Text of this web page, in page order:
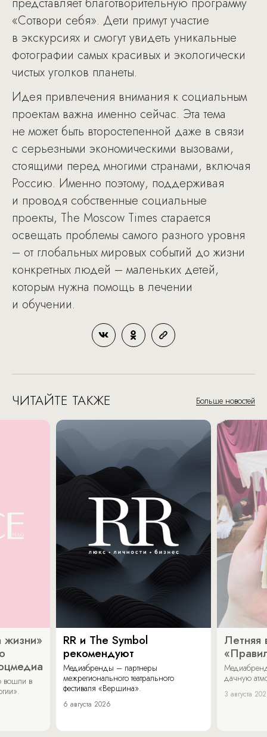
«Сотвори себя». Дети примут участие
в экскурсиях и смогут увидеть уникальные
фотографии самых красивых и экологически
чистых уголков планеты.
Идея привлечения внимания к социальным
проектам важна именно сейчас. Эта тема
не может быть второстепенной даже в связи
с серьезными экономическими вызовами,
стоящими перед многими странами, включая
Россию. Именно поэтому, поддерживая
и проводя собственные социальные
проекты, The Moscow Times старается
освещать проблемы самого разного уровня
– от глобальных мировых событий до жизни
конкретных людей – маленьких детей,
которым нужна помощь в лечении
и обучении.
ЧИТАЙТЕ ТАКЖЕ Больше новостей
жизни»
вошли в
RR и The Symbol
рекомендуют
Медиабренды – партнеры
межрегионального театрального
фестиваля «Вершина».
6 августа 2026
Летняя
дачную
3 августа